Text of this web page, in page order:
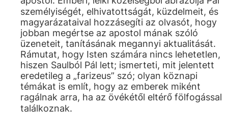
személyiségét, elhivatottságát, küzdelmeit, és
magyarázataival hozzásegíti az olvasót, hogy
jobban megértse az apostol mának szóló
üzeneteit, tanításának megannyi aktualitását.
Rámutat, hogy Isten számára nincs lehetetlen,
hiszen Saulból Pál lett; ismerteti, mit jelentett
eredetileg a „farizeus” szó; olyan köznapi
témákat is említ, hogy az emberek miként
ragálnak arra, ha az övékétől eltérő fölfogással
találkoznak.